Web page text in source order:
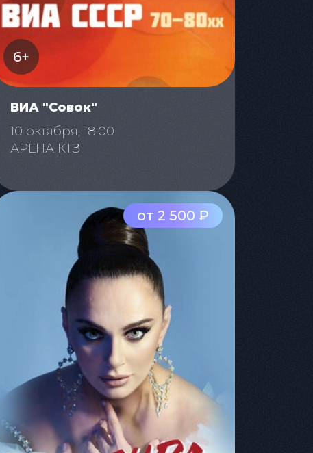
6+
ВИА "Совок"
10 октября, 18:00
АРЕНА КТЗ
от 2 500 ₽